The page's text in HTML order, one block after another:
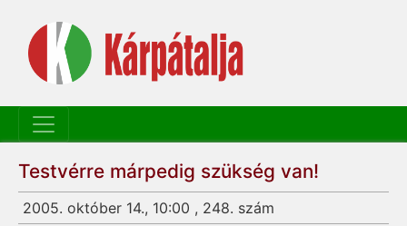
Testvérre márpedig szükség van!
2005. október 14., 10:00 , 248. szám